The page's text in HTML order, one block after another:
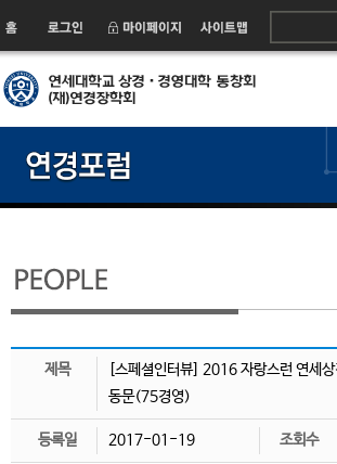
제목
[스페셜인터뷰] 2016 자랑스런 연세
동문(75경영)
등록일 2017-01-19 조회수